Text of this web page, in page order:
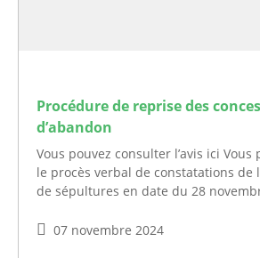
Procédure de reprise des
d’abandon
Vous pouvez consulter l’avis ici
le procès verbal de constatations de
de sépultures en date du 28
07 novembre 2024